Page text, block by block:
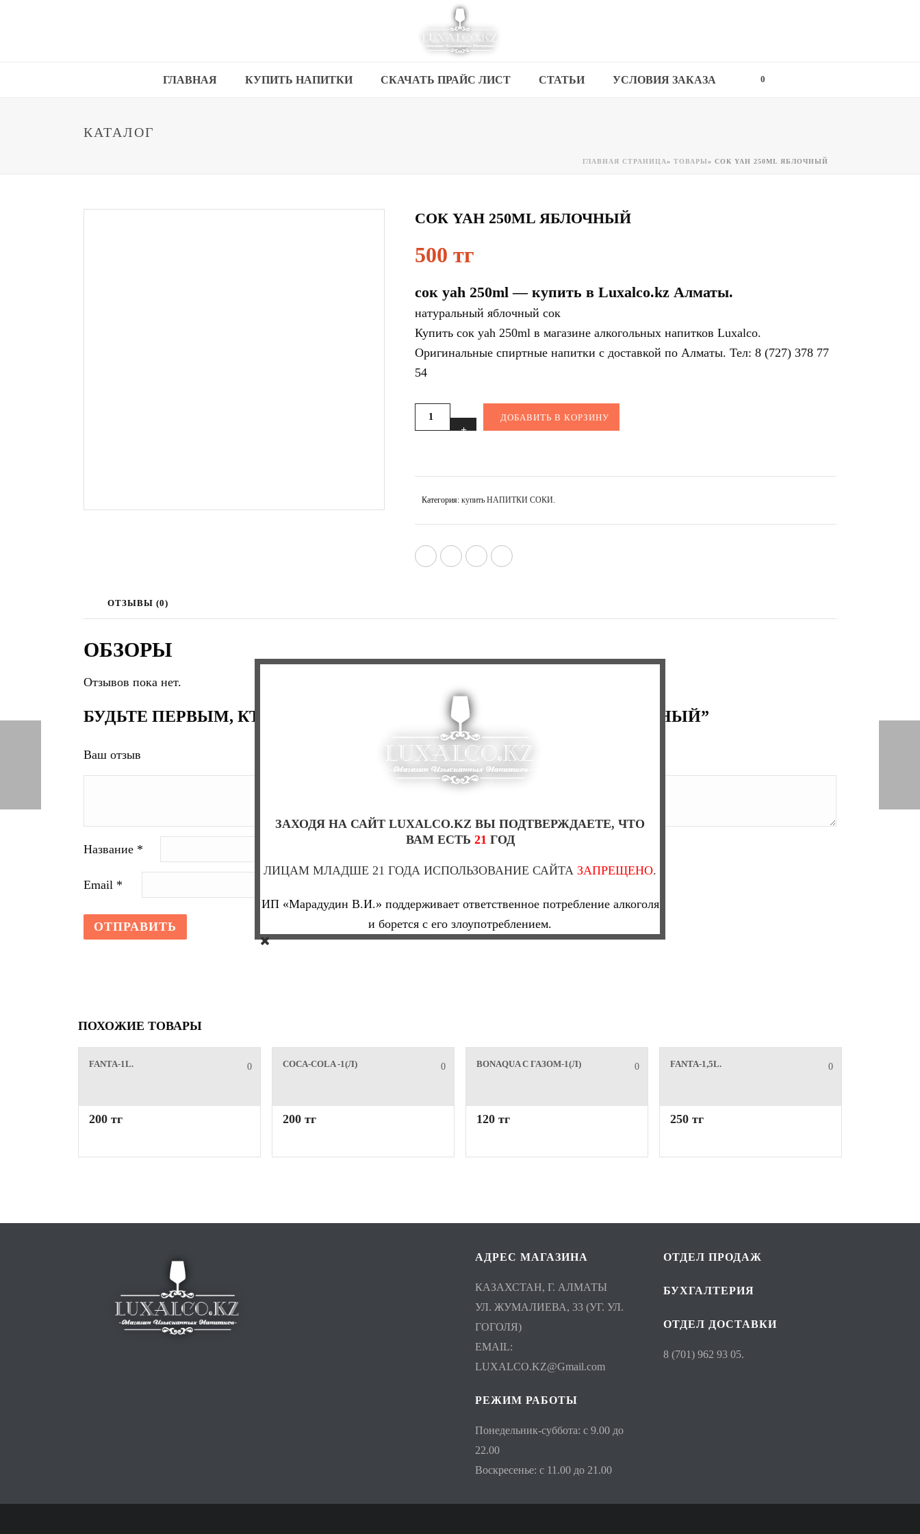
ГЛАВНАЯ КУПИТЬ НАПИТКИ СКАЧАТЬ ПРАЙС ЛИСТ СТАТЬИ УСЛОВИЯ ЗАКАЗА 0
КАТАЛОГ
ГЛАВНАЯ СТРАНИЦА» ТОВАРЫ» СОК YAH 250ML ЯБЛОЧНЫЙ
СОК YAH 250ML ЯБЛОЧНЫЙ
500 тг
сок yah 250ml — купить в Luxalco.kz Алматы.
натуральный яблочный сок
Купить сок yah 250ml в магазине алкогольных напитков Luxalco.
Оригинальные спиртные напитки с доставкой по Алматы. Тел: 8 (727) 378 77
54
ДОБАВИТЬ В КОРЗИНУ
Категория: купить НАПИТКИ СОКИ.
ОТЗЫВЫ (0)
ОБЗОРЫ
Отзывов пока нет.
БУДЬТЕ ПЕРВЫМ, КТО ОСТАВИЛ ОТЗЫВ НА “СОК YAH 250ML ЯБЛОЧНЫЙ”
Ваш отзыв
Название *
Email *
ПОХОЖИЕ ТОВАРЫ
0
FANTA-1L.
200 тг
0
COCA-COLA -1(Л)
200 тг
0
BONAQUA С ГАЗОМ-1(Л)
120 тг
0
FANTA-1,5L.
250 тг
АДРЕС МАГАЗИНА
КАЗАХСТАН, Г. АЛМАТЫ
УЛ. ЖУМАЛИЕВА, 33 (УГ. УЛ.
ГОГОЛЯ)
EMAIL:
LUXALCO.KZ@Gmail.com
РЕЖИМ РАБОТЫ
Понедельник-суббота: с 9.00 до
22.00
Воскресенье: с 11.00 до 21.00
ОТДЕЛ ПРОДАЖ
БУХГАЛТЕРИЯ
ОТДЕЛ ДОСТАВКИ
8 (701) 962 93 05.
ЗАХОДЯ НА САЙТ LUXALCO.KZ ВЫ ПОДТВЕРЖДАЕТЕ, ЧТО
ВАМ ЕСТЬ 21 ГОД
ЛИЦАМ МЛАДШЕ 21 ГОДА ИСПОЛЬЗОВАНИЕ САЙТА ЗАПРЕЩЕНО.
ИП «Марадудин В.И.» поддерживает ответственное потребление алкоголя
и борется с его злоупотреблением.